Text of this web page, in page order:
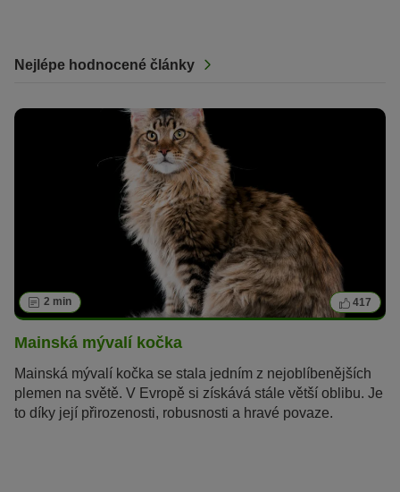
Nejlépe hodnocené články
2 min 417
Mainská mývalí kočka
Mainská mývalí kočka se stala jedním z nejoblíbenějších
plemen na světě. V Evropě si získává stále větší oblibu. Je
to díky její přirozenosti, robusnosti a hravé povaze.